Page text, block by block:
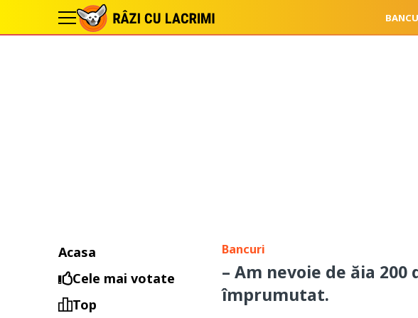
Acasa
Cele mai votate
Top
Bancuri
– Am nevoie de ăia
împrumutat.